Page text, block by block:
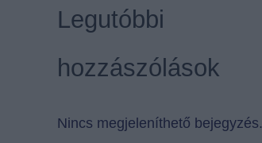
Legutóbbi
hozzászólások
Nincs megjeleníthető bejegyzés.